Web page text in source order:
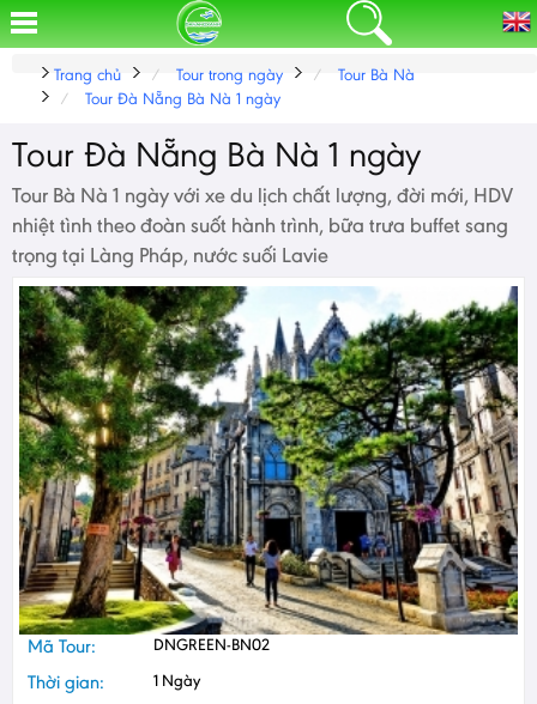
Trang chủ Tour trong ngày
Tour Bà Nà
Tour Đà Nẵng Bà Nà 1 ngày
Tour Đà Nẵng Bà Nà 1 ngày
Tour Bà Nà 1 ngày với xe du lịch chất lượng, đời mới, HDV
nhiệt tình theo đoàn suốt hành trình, bữa trưa buffet sang
trọng tại Làng Pháp, nước suối Lavie
Mã Tour: DNGREEN-BN02
Thời gian: 1 Ngày